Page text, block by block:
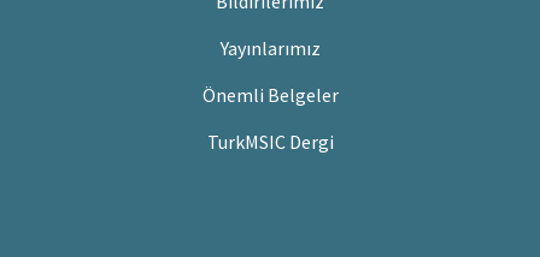
Yayınlarımız
Önemli Belgeler
TurkMSIC Dergi